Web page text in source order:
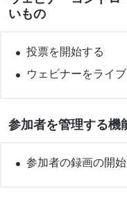
いもの
投票を開始する
ウェビナーをライ
参加者を管理する機
参加者の録画の開